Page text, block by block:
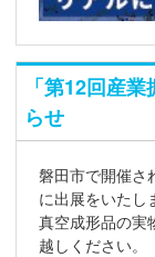
「第12回産
らせ
磐田市で開催さ
に出展をいたし
真空成形品の実
越しください。